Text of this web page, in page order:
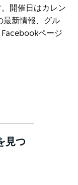
開催日はカレン
最新情報、グル
Facebookページ
出会いましょ
ぐに食べられる
揃っています。
開催日はカレン
得な情報を受け
見つ